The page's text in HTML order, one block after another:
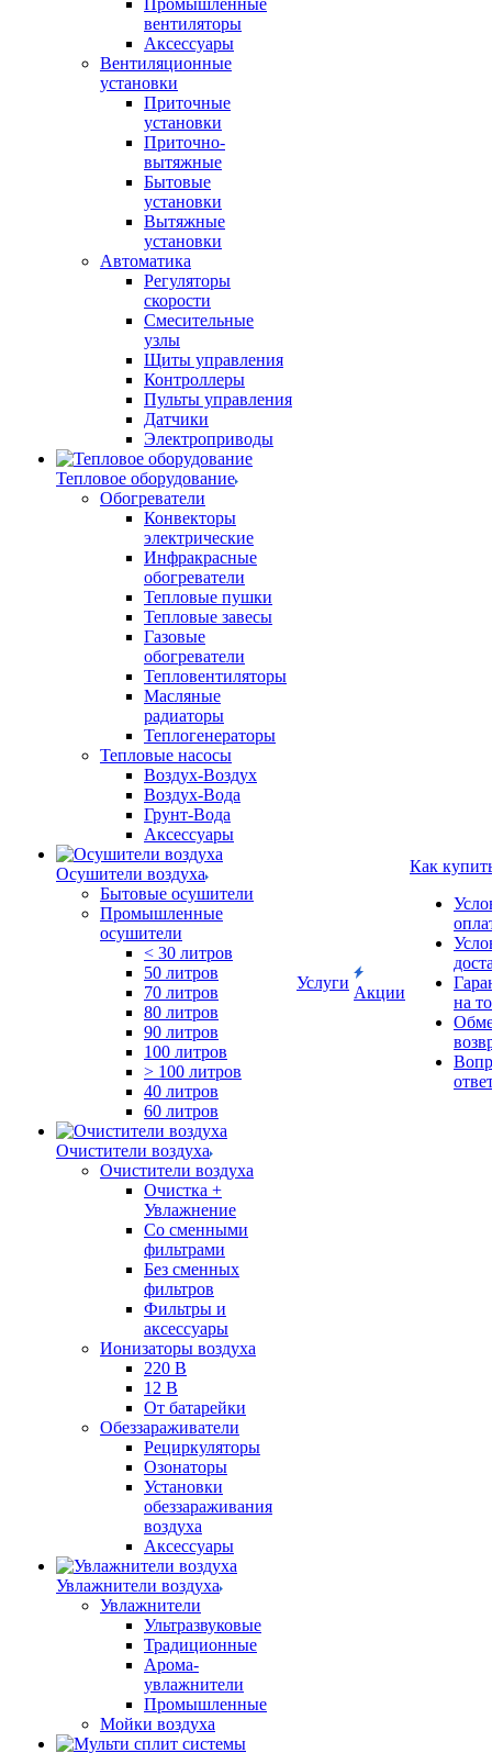
Промышленные
вентиляторы
Аксессуары
Вентиляционные
установки
Приточные
установки
Приточно-
вытяжные
Бытовые
установки
Вытяжные
установки
Автоматика
Регуляторы
скорости
Смесительные
узлы
Щиты управления
Контроллеры
Пульты управления
Датчики
Электроприводы
Тепловое оборудование
Обогреватели
Конвекторы
электрические
Инфракрасные
обогреватели
Тепловые пушки
Тепловые завесы
Газовые
обогреватели
Тепловентиляторы
Масляные
радиаторы
Теплогенераторы
Тепловые насосы
Воздух-Воздух
Воздух-Вода
Грунт-Вода
Аксессуары
Осушители воздуха
Бытовые осушители
Промышленные
осушители
< 30 литров
50 литров
70 литров
80 литров
90 литров
100 литров
> 100 литров
40 литров
60 литров
Очистители воздуха
Очистители воздуха
Очистка +
Увлажнение
Cо сменными
фильтрами
Без сменных
фильтров
Фильтры и
аксессуары
Ионизаторы воздуха
220 В
12 В
От батарейки
Обеззараживатели
Рециркуляторы
Озонаторы
Установки
обеззараживания
воздуха
Аксессуары
Увлажнители воздуха
Увлажнители
Ультразвуковые
Традиционные
Арома-
увлажнители
Промышленные
Мойки воздуха
Услуги
Акции
Как
на